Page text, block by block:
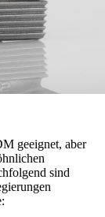
geeignet, aber
sind